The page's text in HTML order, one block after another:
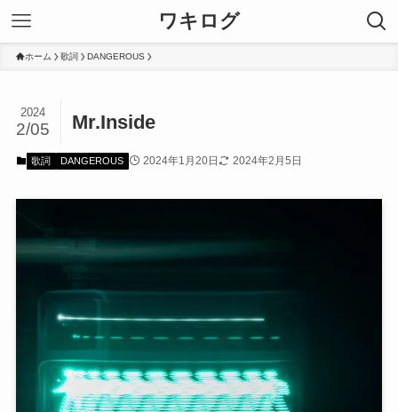
ワキログ
ホーム 歌詞 DANGEROUS
Mr.Inside
2024
2/05
歌詞 DANGEROUS 2024年1月20日 2024年2月5日